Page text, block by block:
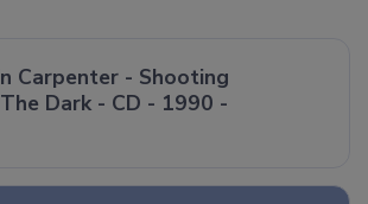
Carpenter - Shooting
Dark - CD - 1990 -